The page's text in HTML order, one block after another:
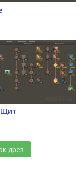
Щит
древ